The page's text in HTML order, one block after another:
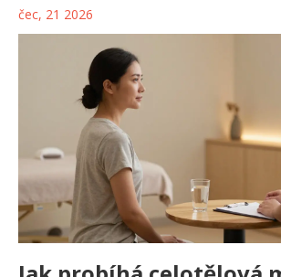
čec, 21 2026